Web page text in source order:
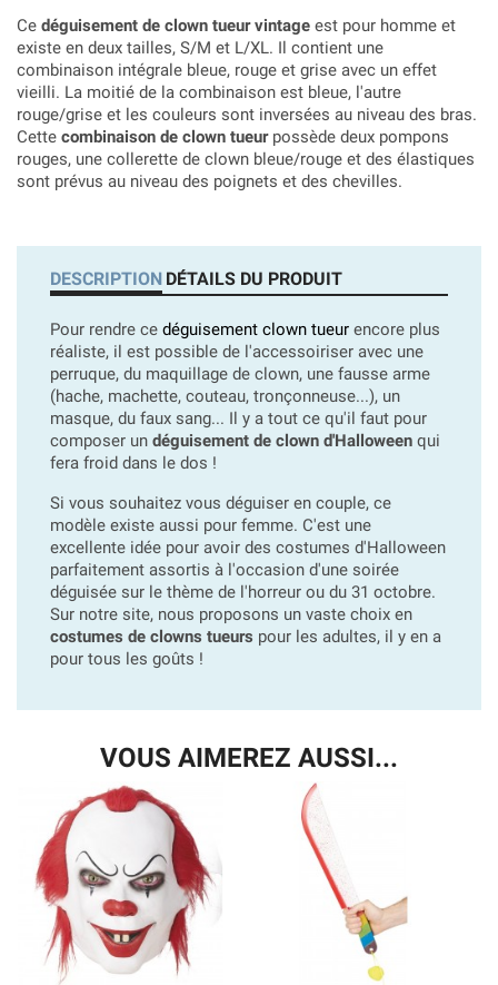
Ce déguisement de clown tueur vintage est pour homme et
existe en deux tailles, S/M et L/XL. Il contient une
combinaison intégrale bleue, rouge et grise avec un effet
vieilli. La moitié de la combinaison est bleue, l'autre
rouge/grise et les couleurs sont inversées au niveau des bras.
Cette combinaison de clown tueurpossède deux pompons
rouges, une collerette de clown bleue/rouge et des élastiques
sont prévus au niveau des poignets et des chevilles.
DESCRIPTION DÉTAILS DU PRODUIT
Pour rendre ce déguisement clown tueur encore plus
réaliste, il est possible de l'accessoiriser avec une
perruque, du maquillage de clown, une fausse arme
(hache, machette, couteau, tronçonneuse...), un
masque, du faux sang... Il y a tout ce qu'il faut pour
composer un déguisement de clown d'Halloween qui
fera froid dans le dos !
Si vous souhaitez vous déguiser en couple, ce
modèle existe aussi pour femme. C'est une
excellente idée pour avoir des costumes d'Halloween
parfaitement assortis à l'occasion d'une soirée
déguisée sur le thème de l'horreur ou du 31 octobre.
Sur notre site, nous proposons un vaste choix en
costumes de clowns tueurs pour les adultes, il y en a
pour tous les goûts !
VOUS AIMEREZ AUSSI...